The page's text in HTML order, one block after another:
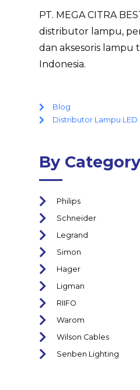
PT. MEGA CITRA
distributor lampu,
dan aksesoris lampu
Indonesia.
Blog
Distributor Lampu LED
By
Philips
Schneider
Legrand
Simon
Hager
Ligman
RIIFO
Warom
Wilson Cables
Senben Lighting